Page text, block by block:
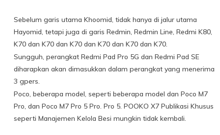
Sebelum garis utama Khoomid, tidak hanya di jalur utama
Hayomid, tetapi juga di garis Redmin, Redmin Line, Redmi K80,
K70 dan K70 dan K70 dan K70 dan K70 dan K70.
Sungguh, perangkat Redmi Pad Pro 5G dan Redmi Pad SE
diharapkan akan dimasukkan dalam perangkat yang menerima
3 gpers.
Poco, beberapa model, seperti beberapa model dan Poco M7
Pro, dan Poco M7 Pro 5 Pro. Pro 5. POOKO X7 Publikasi Khusus
seperti Manajemen Kelola Besi mungkin tidak kembali.